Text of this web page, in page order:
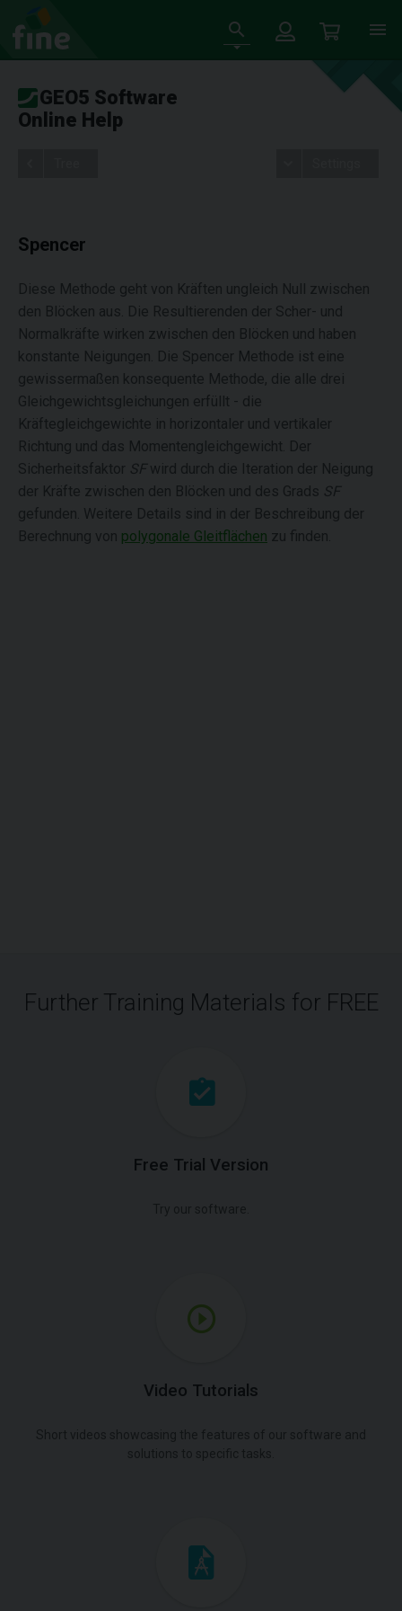
GEO5 Software
Online Help
Spencer
Diese Methode geht von Kräften ungleich Null zwischen
den Blöcken aus. Die Resultierenden der Scher- und
Normalkräfte wirken zwischen den Blöcken und haben
konstante Neigungen. Die Spencer Methode ist eine
gewissermaßen konsequente Methode, die alle drei
Gleichgewichtsgleichungen erfüllt - die
Kräftegleichgewichte in horizontaler und vertikaler
Richtung und das Momentengleichgewicht. Der
Sicherheitsfaktor SF wird durch die Iteration der Neigung
der Kräfte zwischen den Blöcken und des Grads SF
gefunden. Weitere Details sind in der Beschreibung der
Berechnung von polygonale Gleitflächen zu finden.
Further Training Materials for FREE
Free Trial Version
Video Tutorials